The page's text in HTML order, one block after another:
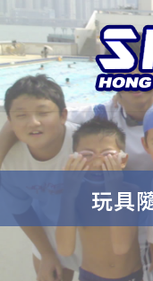
玩具